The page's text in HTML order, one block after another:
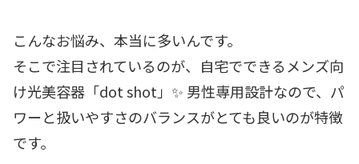
こんなお悩み、本当に多いんです。
そこで注目されているのが、自宅でできるメンズ向
け光美容器「dot shot」✨ 男性専用設計なので、パ
ワーと扱いやすさのバランスがとても良いのが特徴
です。